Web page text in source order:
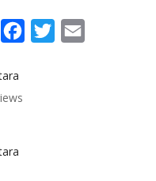
WhatsAppFacebook
Twitter